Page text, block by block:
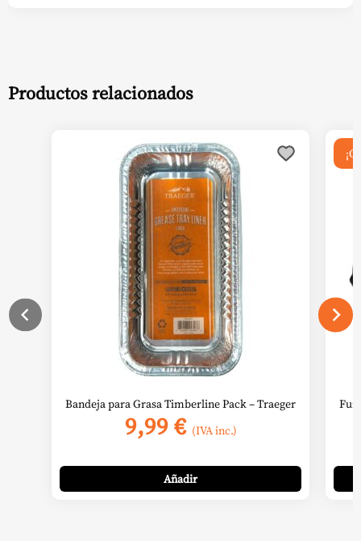
Productos relacionados
Bandeja para Grasa Timberline Pack – Traeger
9,99€ (IVA inc.)
Añadir